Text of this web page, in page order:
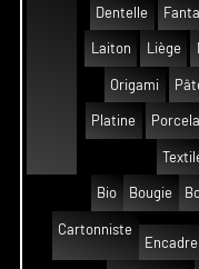
Dentelle
Laiton Liège
Origami
Platine
Bio Bougie
Cartonniste